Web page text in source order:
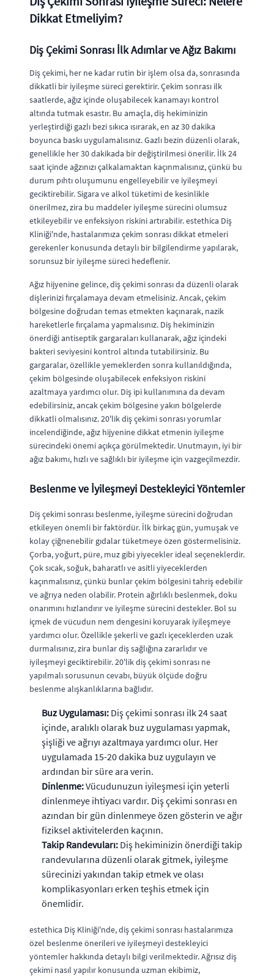
Dikkat Etmeliyim?
Diş Çekimi Sonrası İlk Adımlar ve Ağız Bakımı
Diş çekimi, her ne kadar rutin bir işlem olsa da, sonrasında
dikkatli bir iyileşme süreci gerektirir. Çekim sonrası ilk
saatlerde, ağız içinde oluşabilecek kanamayı kontrol
altında tutmak esastır. Bu amaçla, diş hekiminizin
yerleştirdiği gazlı bezi sıkıca ısırarak, en az 30 dakika
boyunca baskı uygulamalısınız. Gazlı bezin düzenli olarak,
genellikle her 30 dakikada bir değiştirilmesi önerilir. İlk 24
saat içinde ağzınızı çalkalamaktan kaçınmalısınız, çünkü bu
durum pıhtı oluşumunu engelleyebilir ve iyileşmeyi
geciktirebilir. Sigara ve alkol tüketimi de kesinlikle
önerilmez, zira bu maddeler iyileşme sürecini olumsuz
etkileyebilir ve enfeksiyon riskini artırabilir. estethica Diş
Kliniği'nde, hastalarımıza çekim sonrası dikkat etmeleri
gerekenler konusunda detaylı bir bilgilendirme yapılarak,
sorunsuz bir iyileşme süreci hedeflenir.
Ağız hijyenine gelince, diş çekimi sonrası da düzenli olarak
dişlerinizi fırçalamaya devam etmelisiniz. Ancak, çekim
bölgesine doğrudan temas etmekten kaçınarak, nazik
hareketlerle fırçalama yapmalısınız. Diş hekiminizin
önerdiği antiseptik gargaraları kullanarak, ağız içindeki
bakteri seviyesini kontrol altında tutabilirsiniz. Bu
gargaralar, özellikle yemeklerden sonra kullanıldığında,
çekim bölgesinde oluşabilecek enfeksiyon riskini
azaltmaya yardımcı olur. Diş ipi kullanımına da devam
edebilirsiniz, ancak çekim bölgesine yakın bölgelerde
dikkatli olmalısınız. 20'lik diş çekimi sonrası yorumlar
incelendiğinde, ağız hijyenine dikkat etmenin iyileşme
sürecindeki önemi açıkça görülmektedir. Unutmayın, iyi bir
ağız bakımı, hızlı ve sağlıklı bir iyileşme için vazgeçilmezdir.
Beslenme ve İyileşmeyi Destekleyici Yöntemler
Diş çekimi sonrası beslenme, iyileşme sürecini doğrudan
etkileyen önemli bir faktördür. İlk birkaç gün, yumuşak ve
kolay çiğnenebilir gıdalar tüketmeye özen göstermelisiniz.
Çorba, yoğurt, püre, muz gibi yiyecekler ideal seçeneklerdir.
Çok sıcak, soğuk, baharatlı ve asitli yiyeceklerden
kaçınmalısınız, çünkü bunlar çekim bölgesini tahriş edebilir
ve ağrıya neden olabilir. Protein ağırlıklı beslenmek, doku
onarımını hızlandırır ve iyileşme sürecini destekler. Bol su
içmek de vücudun nem dengesini koruyarak iyileşmeye
yardımcı olur. Özellikle şekerli ve gazlı içeceklerden uzak
durmalısınız, zira bunlar diş sağlığına zararlıdır ve
iyileşmeyi geciktirebilir. 20'lik diş çekimi sonrası ne
yapılmalı sorusunun cevabı, büyük ölçüde doğru
beslenme alışkanlıklarına bağlıdır.
Buz Uygulaması: Diş çekimi sonrası ilk 24 saat
içinde, aralıklı olarak buz uygulaması yapmak,
şişliği ve ağrıyı azaltmaya yardımcı olur. Her
uygulamada 15-20 dakika buz uygulayın ve
ardından bir süre ara verin.
Dinlenme:Vücudunuzun iyileşmesi için yeterli
dinlenmeye ihtiyacı vardır. Diş çekimi sonrası en
azından bir gün dinlenmeye özen gösterin ve ağır
fiziksel aktivitelerden kaçının.
Takip Randevuları: Diş hekiminizin önerdiği takip
randevularına düzenli olarak gitmek, iyileşme
sürecinizi yakından takip etmek ve olası
komplikasyonları erken teşhis etmek için
önemlidir.
estethica Diş Kliniği'nde, diş çekimi sonrası hastalarımıza
özel beslenme önerileri ve iyileşmeyi destekleyici
yöntemler hakkında detaylı bilgi verilmektedir. Ağrısız diş
çekimi nasıl yapılır konusunda uzman ekibimiz,